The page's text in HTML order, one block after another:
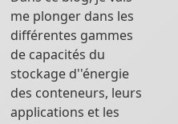
me plonger dans les
différentes gammes
de capacités du
stockage d''énergie
des conteneurs, leurs
applications et les